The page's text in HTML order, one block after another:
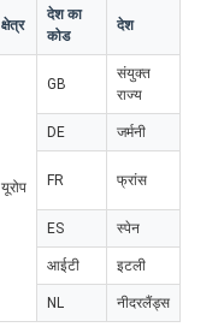
क्षेत्र
देश का
कोड
देश
यूरोप
GB
संयुक्त
राज्य
DE जर्मनी
FR फ्रांस
ES स्पेन
आईटी इटली
NL नीदरलैंड्स